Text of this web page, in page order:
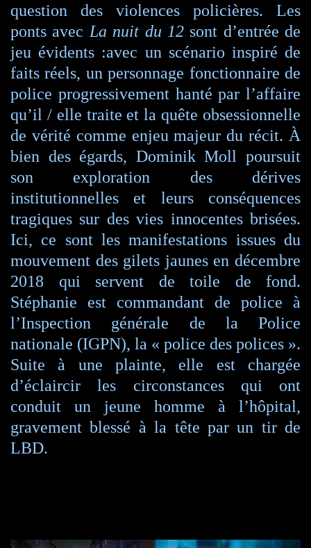
question des violences policières. Les
ponts avec La nuit du 12sont d’entrée de
jeu évidents :avec un scénario inspiré de
faits réels, un personnage fonctionnaire de
police progressivement hanté par l’affaire
qu’il / elle traite et la quête obsessionnelle
de vérité comme enjeu majeur du récit. À
bien des égards, Dominik Moll poursuit
son exploration des dérives
institutionnelles et leurs conséquences
tragiques sur des vies innocentes brisées.
Ici, ce sont les manifestations issues du
mouvement des gilets jaunes en décembre
2018 qui servent de toile de fond.
Stéphanie est commandant de police à
l’Inspection générale de la Police
nationale (IGPN), la « police des polices ».
Suite à une plainte, elle est chargée
d’éclaircir les circonstances qui ont
conduit un jeune homme à l’hôpital,
gravement blessé à la tête par un tir de
LBD.